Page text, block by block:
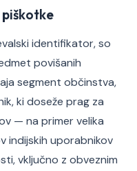
identifikator, so
povišanih
segment občinstva,
ki doseže prag za
— na primer velika
indijskih uporabnikov
vključno z obveznim